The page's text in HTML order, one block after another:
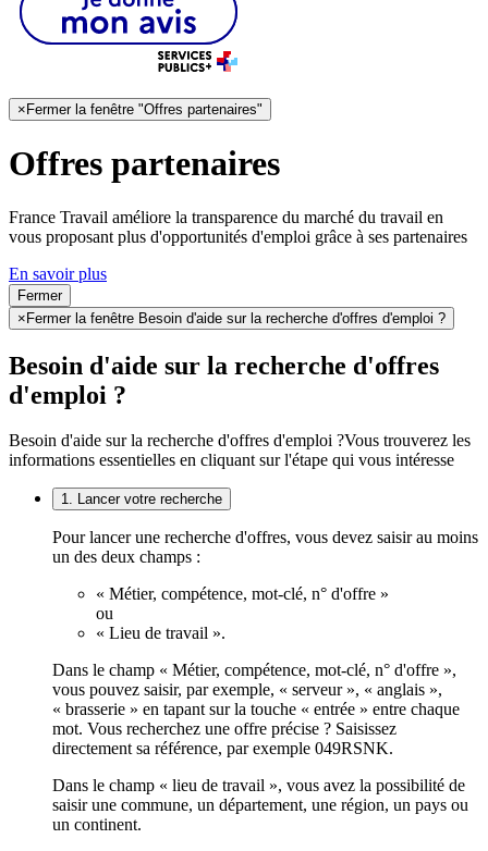
× Fermer la fenêtre "Offres partenaires"
Offres partenaires
France Travail améliore la transparence du marché du travail en
vous proposant plus d'opportunités d'emploi grâce à ses partenaires
En savoir plus
Fermer
×Fermer la fenêtre Besoin d'aide sur la recherche d'offres d'emploi ?
Besoin d'aide sur la recherche d'offres
d'emploi ?
Besoin d'aide sur la recherche d'offres d'emploi ?Vous trouverez les
informations essentielles en cliquant sur l'étape qui vous intéresse
1. Lancer votre recherche
Pour lancer une recherche d'offres, vous devez saisir au moins
un des deux champs :
« Métier, compétence, mot-clé, n° d'offre »
ou
« Lieu de travail ».
Dans le champ « Métier, compétence, mot-clé, n° d'offre »,
vous pouvez saisir, par exemple, « serveur », « anglais »,
« brasserie » en tapant sur la touche « entrée » entre chaque
mot. Vous recherchez une offre précise ? Saisissez
directement sa référence, par exemple 049RSNK.
Dans le champ « lieu de travail », vous avez la possibilité de
saisir une commune, un département, une région, un pays ou
un continent.